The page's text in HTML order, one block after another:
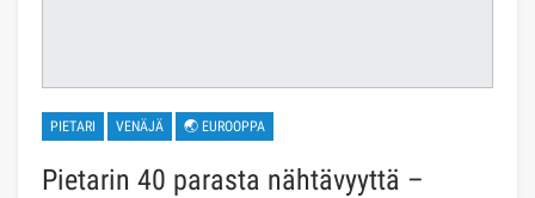
PIETARI VENÄJÄ 🌏 EUROOPPA
Pietarin 40 parasta nähtävyyttä –